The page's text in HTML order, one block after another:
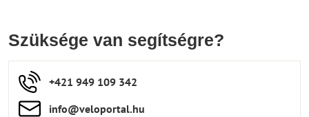
Szüksége van segítségre?
+421 949 109 342
info​​@veloportal​.hu